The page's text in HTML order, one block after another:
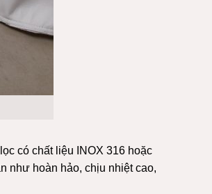
có chấtliệu INOX 316 hoặc
như hoàn hảo, chịu nhiệt cao,